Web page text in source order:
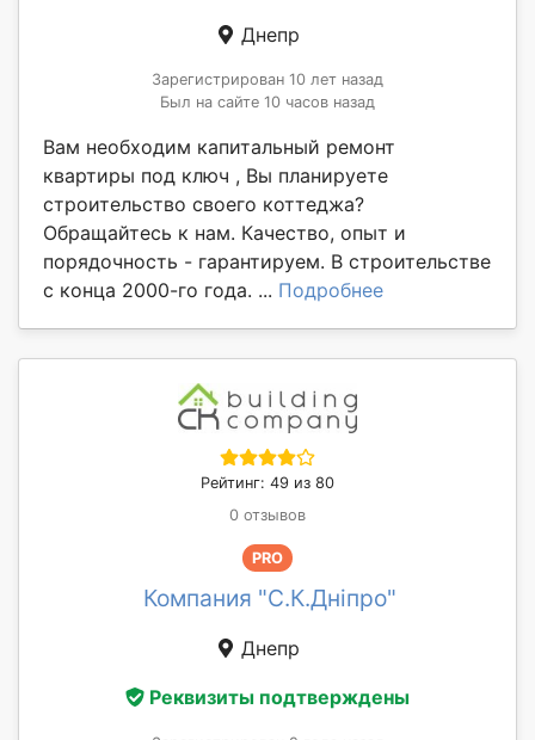
Днепр
Зарегистрирован 10 лет назад
Был на сайте 10 часов назад
Вам необходим капитальный ремонт
квартиры под ключ , Вы планируете
строительство своего коттеджа?
Обращайтесь к нам. Качество, опыт и
порядочность - гарантируем. В строительстве
с конца 2000-го года. ... Подробнее
Рейтинг: 49 из 80
0 отзывов
PRO
Компания "С.К.Дніпро"
Днепр
Реквизиты подтверждены